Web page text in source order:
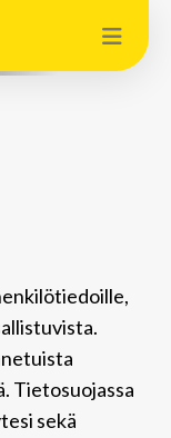
Tietosuojassa
sekä